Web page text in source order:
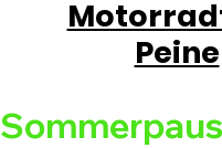
Peine